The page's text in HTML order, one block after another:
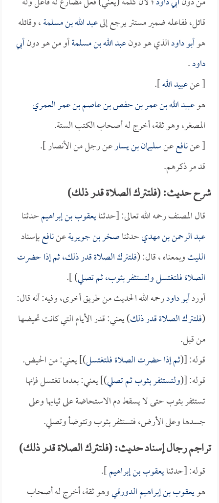
قائل، ففاعله ضمير مستتر يرجع إلىعبد الله بن مسلمة، وقائله
هوأبو داودالذي هو دونعبد الله بن مسلمةأو من هو دونأبي
داود.
[ عنعبيد الله].
هوعبيد الله بن عمر بن حفص بن عاصم بن عمر العمري
المصغر، وهو ثقة، أخرج له أصحاب الكتب الستة.
[ عننافععنسليمان بن يسارعن رجل من الأنصار ].
قد مر ذكرهم.
شرح حديث: (فلتترك الصلاة قدر ذلك)
قال المصنف رحمه الله تعالى: [حدثنايعقوب بن إبراهيمحدثنا
عبد الرحمن بن مهديحدثناصخر بن جويريةعننافعبإسناد
الليثوبمعناه ، قال: (فلتترك الصلاة قدر ذلك، ثم إذا حضرت
الصلاة فلتغتسل ولتستثفر بثوب، ثم تصلي) ].
أوردأبو داودرحمه الله الحديث من طريق أخرى، وفيه: أنه قال:
(فلتترك الصلاة قدر ذلك) يعني: قدر الأيام التي كانت تحيضها
من قبل.
قوله: [(ثم إذا حضرت الصلاة فلتغتسل)] يعني: من الحيض.
قوله: [(ولتستثفر بثوب ثم تصلي)] يعني: بعدما تغتسل فإنها
تستثفر بثوب حتى لا يسقط دم الاستحاضة على ثيابها وعلى
جسدها وعلى الأرض، فتستثفر بثوب وتتوضأ وتصلي.
تراجم رجال إسناد حديث: (فلتترك الصلاة قدر ذلك)
قوله: [حدثنايعقوب بن إبراهيم].
هويعقوب بن إبراهيم الدورقيوهو ثقة، أخرج له أصحاب